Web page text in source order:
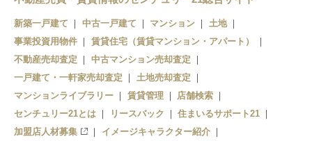
新築一戸建て 中古一戸建て マンション
土地
事業投資用物件
賃貸住宅（賃貸マンション・アパート）
不動産売却査定
中古マンション売却査定
一戸建て・一軒家売却査定
土地売却査定
マンションライブラリー
賃貸管理
店舗検索
センチュリー21とは
リースバック
住まいるサポート21
加盟店人材募集
イメージキャラクター紹介